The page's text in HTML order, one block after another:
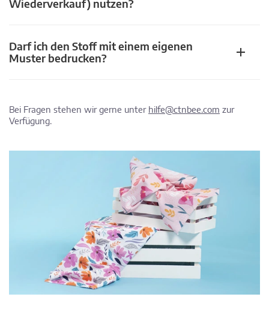
Wiederverkauf) nutzen?
Darf ich den Stoff mit einem eigenen
Muster bedrucken?
Bei Fragen stehen wir gerne unter hilfe@ctnbee.com zur
Verfügung.